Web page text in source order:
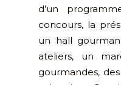
d’un
concours, la
un hall
ateliers, un
gourmandes,